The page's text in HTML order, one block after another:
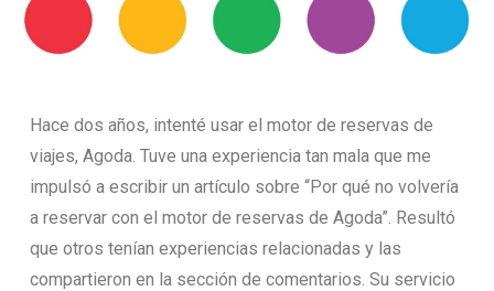
Hace dos años, intenté usar el motor de reservas de
viajes, Agoda. Tuve una experiencia tan mala que me
impulsó a escribir un artículo sobre “Por qué no volvería
a reservar con el motor de reservas de Agoda”. Resultó
que otros tenían experiencias relacionadas y las
compartieron en la sección de comentarios. Su servicio